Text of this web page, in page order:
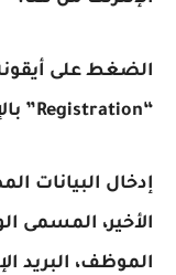
الضغط على
“Registration” بالإنجليزية.
إدخال البيانات
الأخير، المسمى
الموظف، البريد